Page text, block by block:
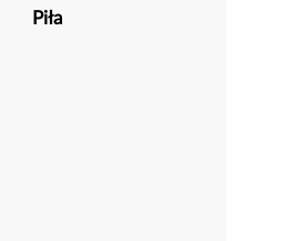
Piła